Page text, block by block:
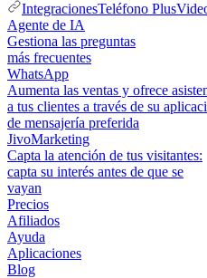
IntegracionesTeléfono Plus
Agente de IA
Gestiona las preguntas
más frecuentes
WhatsApp
Aumenta las ventas y ofrece
a tus clientes a través de su
de mensajería preferida
JivoMarketing
Capta la atención de tus visitantes:
capta su interés antes de que se
vayan
Precios
Afiliados
Ayuda
Aplicaciones
Blog